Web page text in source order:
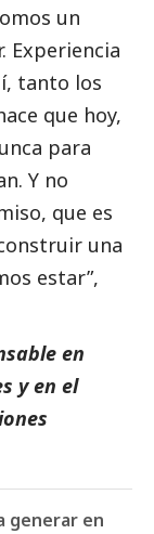
un
Experiencia
tanto los
que hoy,
para
Y no
que es
una
estar”,
en
y en el
generar en